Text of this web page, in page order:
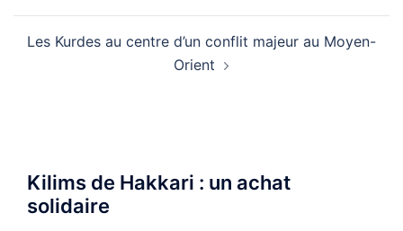
Les Kurdes au centre d’un conflit majeur au Moyen-
Orient
Kilims de Hakkari : un achat
solidaire